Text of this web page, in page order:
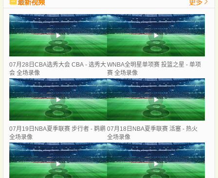
最新视频 更多
07月28日CBA选秀大会 CBA - 选秀大
会 全场录像
WNBA全明星单项赛 投篮之星 - 单项
赛 全场录像
07月19日NBA夏季联赛 步行者 - 鹈鹕
全场录像
07月18日NBA夏季联赛 活塞 - 热火
全场录像